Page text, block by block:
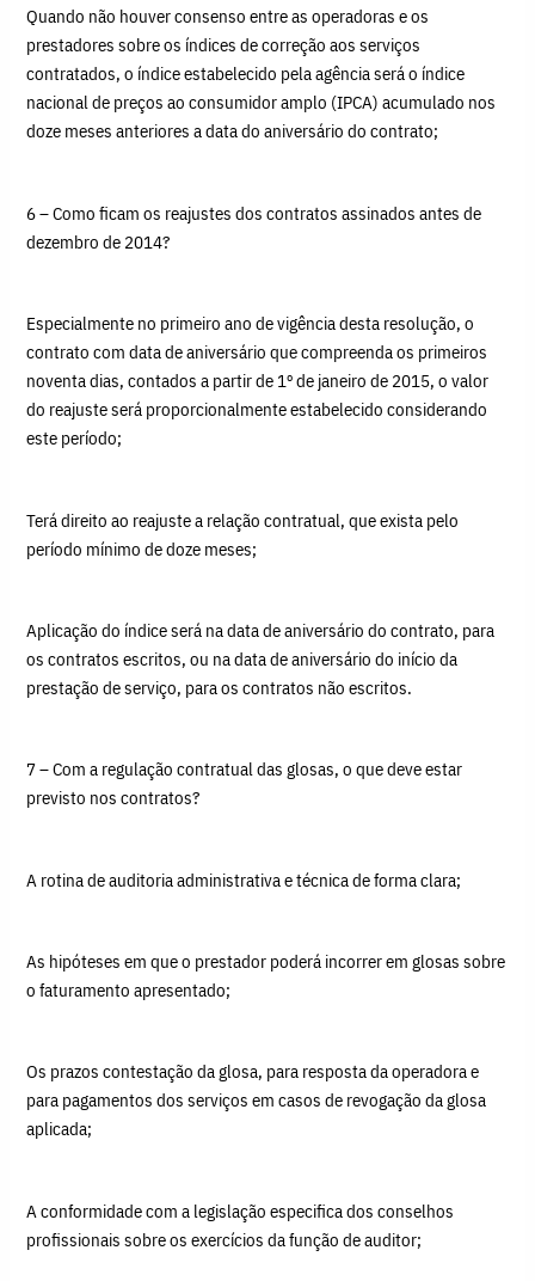
Quando não houver consenso entre as operadoras e os
prestadores sobre os índices de correção aos serviços
contratados, o índice estabelecido pela agência será o índice
nacional de preços ao consumidor amplo (IPCA) acumulado nos
doze meses anteriores a data do aniversário do contrato;
6 – Como ficam os reajustes dos contratos assinados antes de
dezembro de 2014?
Especialmente no primeiro ano de vigência desta resolução, o
contrato com data de aniversário que compreenda os primeiros
noventa dias, contados a partir de 1º de janeiro de 2015, o valor
do reajuste será proporcionalmente estabelecido considerando
este período;
Terá direito ao reajuste a relação contratual, que exista pelo
período mínimo de doze meses;
Aplicação do índice será na data de aniversário do contrato, para
os contratos escritos, ou na data de aniversário do início da
prestação de serviço, para os contratos não escritos.
7 – Com a regulação contratual das glosas, o que deve estar
previsto nos contratos?
A rotina de auditoria administrativa e técnica de forma clara;
As hipóteses em que o prestador poderá incorrer em glosas sobre
o faturamento apresentado;
Os prazos contestação da glosa, para resposta da operadora e
para pagamentos dos serviços em casos de revogação da glosa
aplicada;
A conformidade com a legislação especifica dos conselhos
profissionais sobre os exercícios da função de auditor;